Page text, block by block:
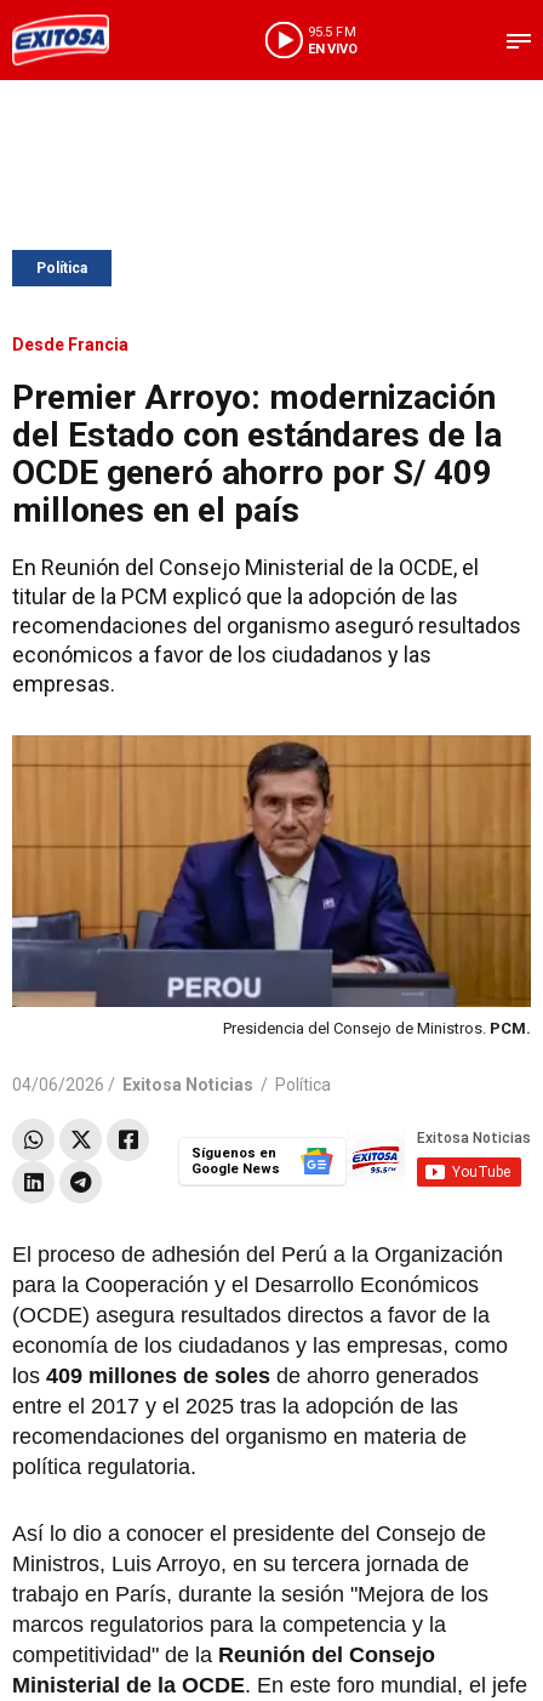
95.5 FM
EN VIVO
Política
Desde Francia
Premier Arroyo: modernización
del Estado con estándares de la
OCDE generó ahorro por S/ 409
millones en el país
En Reunión del Consejo Ministerial de la OCDE, el
titular de la PCM explicó que la adopción de las
recomendaciones del organismo aseguró resultados
económicos a favor de los ciudadanos y las
empresas.
Presidencia del Consejo de Ministros. PCM.
04/06/2026 / Exitosa Noticias / Política
Síguenos en
Google News
El proceso de adhesión del Perú a la Organización
para la Cooperación y el Desarrollo Económicos
(OCDE) asegura resultados directos a favor de la
economía de los ciudadanos y las empresas, como
los 409 millones de soles de ahorro generados
entre el 2017 y el 2025 tras la adopción de las
recomendaciones del organismo en materia de
política regulatoria.
Así lo dio a conocer el presidente del Consejo de
Ministros, Luis Arroyo, en su tercera jornada de
trabajo en París, durante la sesión "Mejora de los
marcos regulatorios para la competencia y la
competitividad" de la Reunión del Consejo
Ministerial de la OCDE. En este foro mundial, el jefe